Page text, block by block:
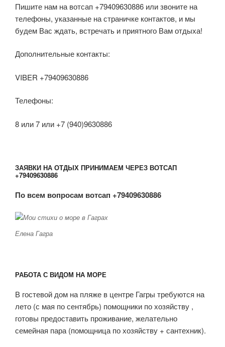
Пишите нам на вотсап +79409630886 или звоните на
телефоны, указанные на страничке контактов, и мы
будем Вас ждать, встречать и приятного Вам отдыха!
Дополнительные контакты:
VIBER +79409630886
Телефоны:
8 или 7 или +7 (940)9630886
ЗАЯВКИ НА ОТДЫХ ПРИНИМАЕМ ЧЕРЕЗ ВОТСАП
+79409630886
По всем вопросам вотсап +79409630886
Елена Гагра
РАБОТА С ВИДОМ НА МОРЕ
В гостевой дом на пляже в центре Гагры требуются на
лето (с мая по сентябрь) помощники по хозяйству ,
готовы предоставить проживание, желательно
семейная пара (помощница по хозяйству + сантехник).